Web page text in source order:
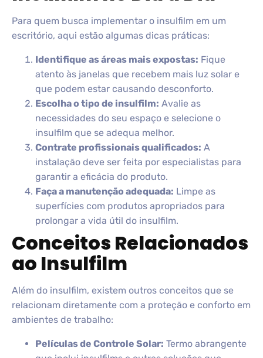
Para quem busca implementar o insulfilm em um
escritório, aqui estão algumas dicas práticas:
Identifique as áreas mais expostas: Fique
atento às janelas que recebem mais luz solar e
que podem estar causando desconforto.
Escolha o tipo de insulfilm: Avalie as
necessidades do seu espaço e selecione o
insulfilm que se adequa melhor.
Contrate profissionais qualificados: A
instalação deve ser feita por especialistas para
garantir a eficácia do produto.
Faça a manutenção adequada: Limpe as
superfícies com produtos apropriados para
prolongar a vida útil do insulfilm.
Conceitos Relacionados
ao Insulfilm
Além do insulfilm, existem outros conceitos que se
relacionam diretamente com a proteção e conforto em
ambientes de trabalho:
Películas de Controle Solar: Termo abrangente